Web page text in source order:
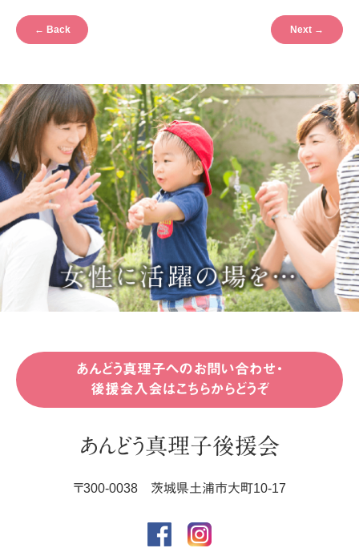
← Back Next →
あんどう真理子へのお問い合わせ・
後援会入会はこちらからどうぞ
あんどう真理子後援会
〒300-0038 茨城県土浦市大町10-17